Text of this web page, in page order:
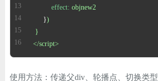
effect: objnew2
      }
)
}
</script>
使用方法：传递父div、轮播点、切换类型